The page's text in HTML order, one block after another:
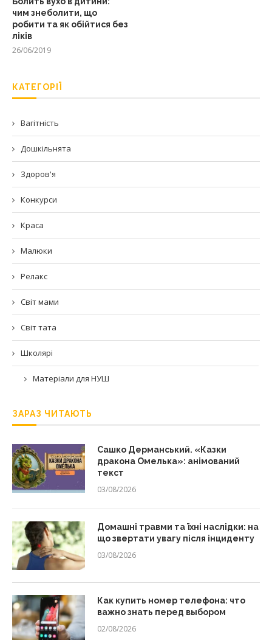
чим знеболити, що
робити та як обійтися без
ліків
26/06/2019
КАТЕГОРІЇ
Вагітність
Дошкільнята
Здоров'я
Конкурси
Краса
Малюки
Релакс
Світ мами
Світ тата
Школярі
Матеріали для НУШ
ЗАРАЗ ЧИТАЮТЬ
Сашко Дерманський. «Казки
дракона Омелька»: анімований
текст
03/08/2026
Домашні травми та їхні наслідки: на
що звертати увагу після інциденту
03/08/2026
Как купить номер телефона: что
важно знать перед выбором
02/08/2026